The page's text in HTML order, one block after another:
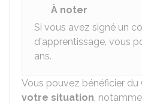
À noter
Si vous avez signé un
d'apprentissage, vous
ans.
Vous pouvez bénéficier du
votre situation,